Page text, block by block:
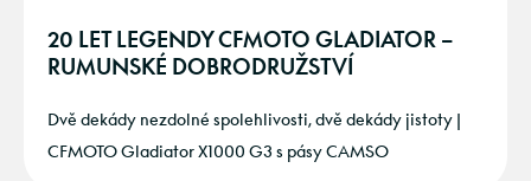
20 LET LEGENDY CFMOTO GLADIATOR –
RUMUNSKÉ DOBRODRUŽSTVÍ
Dvě dekády nezdolné spolehlivosti, dvě dekády jistoty |
CFMOTO Gladiator X1000 G3 s pásy CAMSO